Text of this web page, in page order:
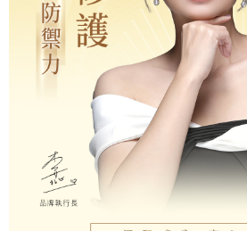
每筆NT$110，滿NT$1,000(含以上)免運費
離島宅配
每筆NT$220，滿NT$2,000(含以上)免運費
每筆NT$110，滿NT$1,000(含以上)免運費
國家/地區配送